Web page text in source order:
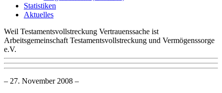
Statistiken
Aktuelles
Weil Testamentsvollstreckung Vertrauenssache ist
Arbeitsgemeinschaft Testamentsvollstreckung und Vermögenssorge
e.V.
– 27. November 2008 –